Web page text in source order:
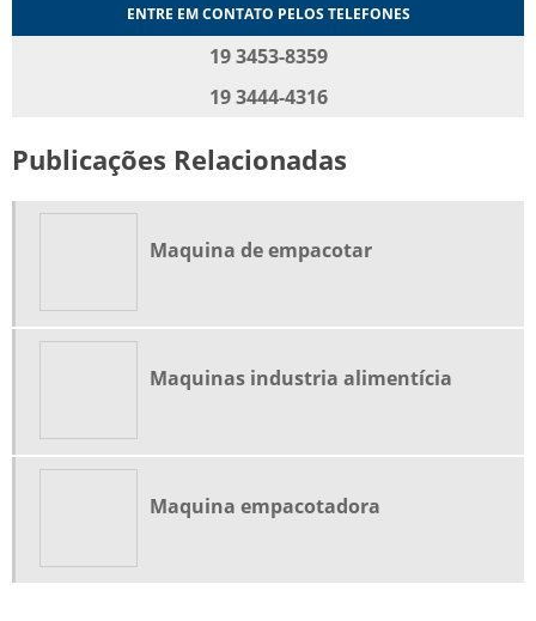
ENTRE EM CONTATO PELOS TELEFONES
19 3453-8359
19 3444-4316
Publicações Relacionadas
Maquina de empacotar
Maquinas industria alimentícia
Maquina empacotadora